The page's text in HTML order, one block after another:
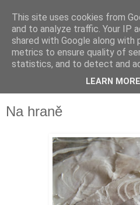
Na hraně
This site uses cookies from
and to analyze traffic. Your IP
shared with Google along with
metrics to ensure quality of
statistics, and to detect and
LEARN MORE